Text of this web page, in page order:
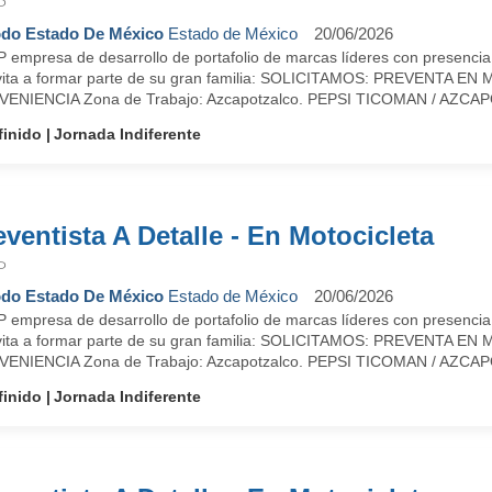
Estado De MéxicoEstado de México 20/06/2026
empresa de desarrollo de portafolio de marcas líderes con
a formar parte de su gran familia: SOLICITAMOS: PREVENTA EN
Zona de Trabajo: Azcapotzalco. PEPSI TICOMAN /
Jornada Indiferente
A Detalle - En Motocicleta
Estado De MéxicoEstado de México 20/06/2026
empresa de desarrollo de portafolio de marcas líderes con
a formar parte de su gran familia: SOLICITAMOS: PREVENTA EN
Zona de Trabajo: Azcapotzalco. PEPSI TICOMAN /
Jornada Indiferente